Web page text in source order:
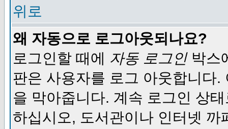
위로
왜 자동으로 로그아웃되나요?
로그인할 때에 자동 로그인박스
판은 사용자를 로그 아웃합니다
을 막아줍니다. 계속 로그인 상
하십시오, 도서관이나 인터넷